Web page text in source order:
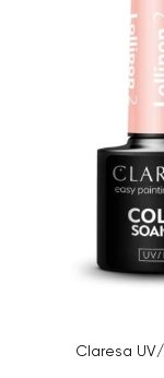
Claresa